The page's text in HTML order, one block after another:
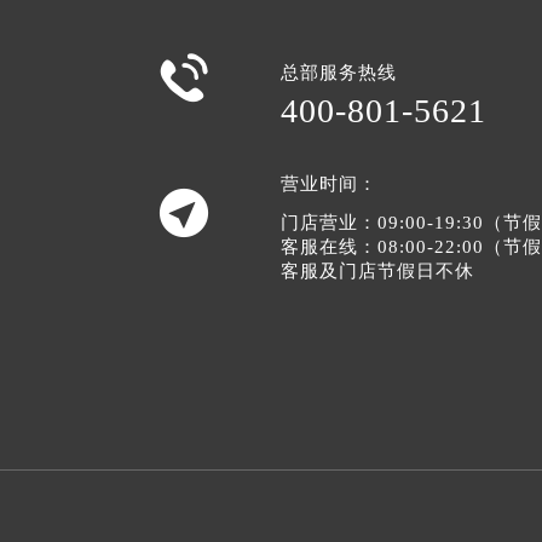
 总部服务热线
400-801-5621

营业时间：
门店营业：09:00-19:30（节
客服在线：08:00-22:00（节
客服及门店节假日不休